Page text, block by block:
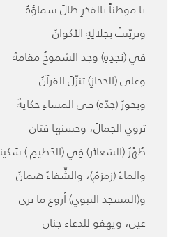
يا موطناً بالفخرِ طالَ سماؤهُ
وتزيّنتْ بجلالِهِ الأكوانُ
في (نجدِهِ) وجَدَ الشموخُ مقامَهُ
وعلى (الحجازِ) تنزّلَ القرآنُ
وبحورُ (جدّةَ) في المساءِ حكايةٌ
تروي الجمالَ، وحسنها فتان
طُهْرُ (الشعائر) فِي (الحَطيمِ ) سَكينةٌ
والماءُ (زمزمُ)، والشِّفاءُ ضَمانُ
و(المسجد النبوي) أروع ما ترى
عين، ويهفو للدعاء جَنان